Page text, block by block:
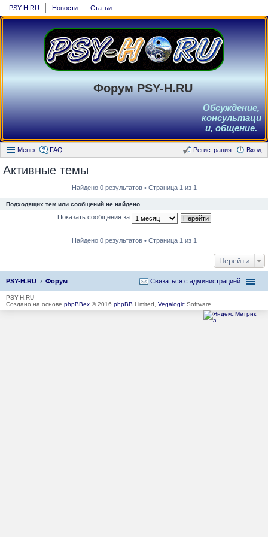
PSY-H.RU Новости Статьи
Форум PSY-H.RU
Обсуждение,
консультаци
и, общение.
Меню FAQ Вход
Регистрация
Активные темы
Найдено 0 результатов • Страница 1 из 1
Подходящих тем или сообщений не найдено.
Показать сообщения за
Найдено 0 результатов • Страница 1 из 1
Перейти
PSY-H.RU Форум Связаться с администрацией
PSY-H.RU
Создано на основе phpBBex © 2016 phpBB Limited, Vegalogic Software